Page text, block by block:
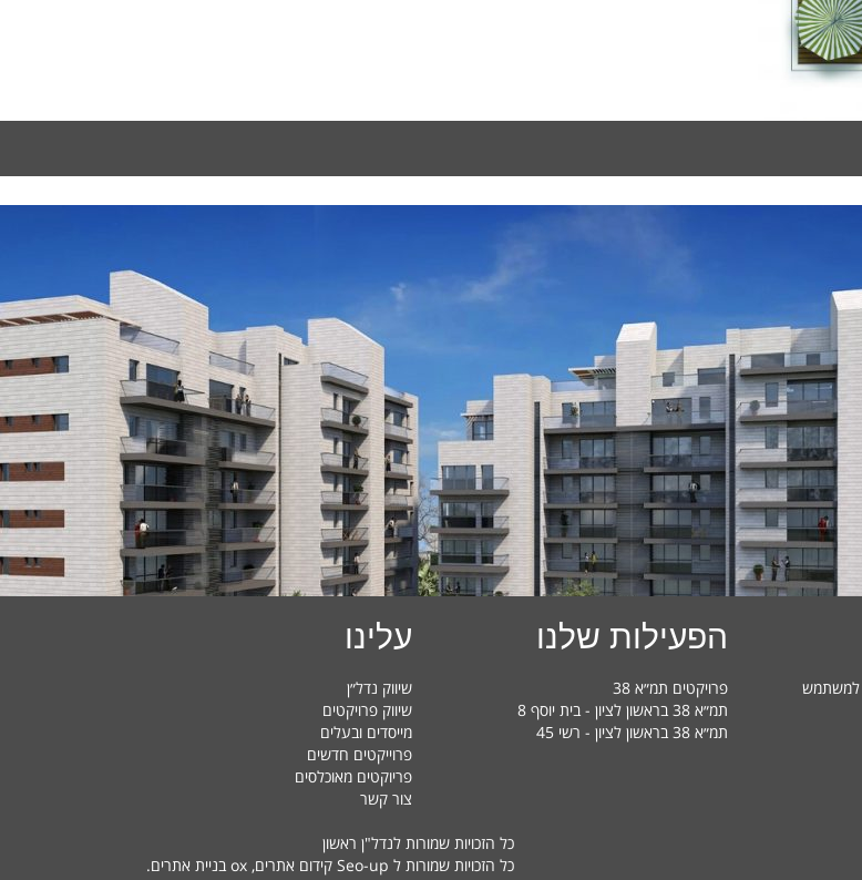
עלינו
שיווק נדל״ן
שיווק פרויקטים
מייסדים ובעלים
פרוייקטים חדשים
פריוקטים מאוכלסים
צור קשר
הפעילות שלנו
פרויקטים תמ״א 38
תמ״א 38 בראשון לציון - בית יוסף 8
תמ״א 38 בראשון לציון - רשי 45
כל הזכויות שמורות לנדל"ן ראשון
כל הזכויות שמורות ל Seo-up
קידום אתרים, ox בניית אתרים.